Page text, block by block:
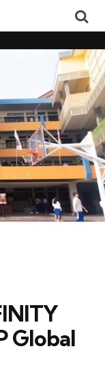
Global